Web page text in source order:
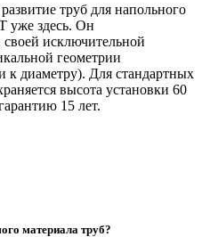
труб для напольного
уже здесь. Он
своей исключительной
геометрии
диаметру). Для стандартных
высота установки 60
15 лет.
материала труб?